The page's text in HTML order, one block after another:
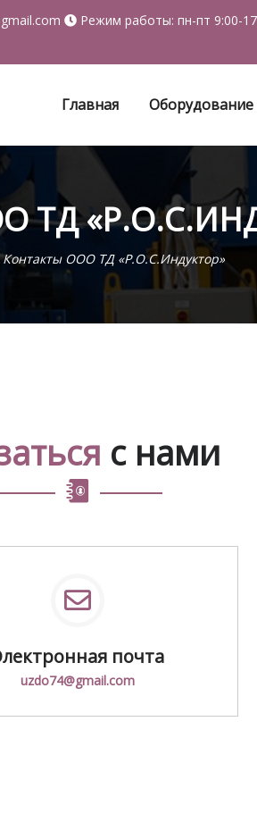
Режим работы: пн-пт 9:00-
Главная Оборудование
ТД
Контакты ООО ТД «Р.О.С.Индуктор»
с нами
почта
uzdo74@gmail.com